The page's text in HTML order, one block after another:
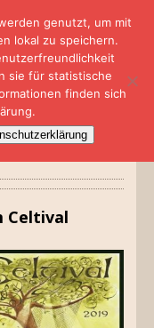
Celtival
genutzt, um mit
lokal zu speichern.
sie für statistische
finden sich